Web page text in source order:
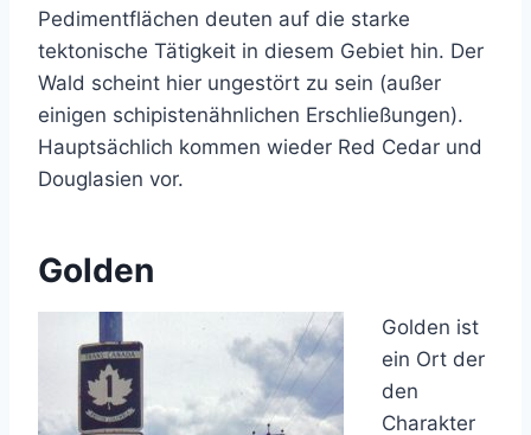
Pedimentflächen deuten auf die starke
tektonische Tätigkeit in diesem Gebiet hin. Der
Wald scheint hier ungestört zu sein (außer
einigen schipistenähnlichen Erschließungen).
Hauptsächlich kommen wieder Red Cedar und
Douglasien vor.
Golden
Golden ist
ein Ort der
den
Charakter